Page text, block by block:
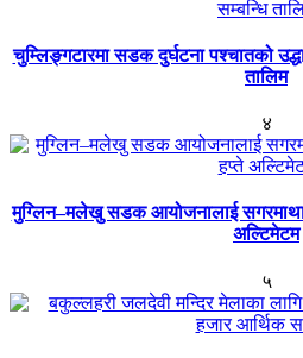
चुम्लिङ्गटारमा सडक दुर्घटना पश्चातको
तालिम
४
मुग्लिन–मलेखु सडक आयोजनालाई
अल्टिमेटम
५